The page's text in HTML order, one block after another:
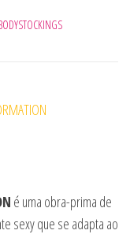
é uma obra-prima de
sexy que se adapta ao